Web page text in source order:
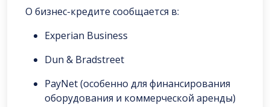
О бизнес-кредите сообщается в:
Experian Business
Dun & Bradstreet
PayNet (особенно для финансирования
оборудования и коммерческой аренды)